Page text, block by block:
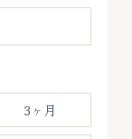
3ヶ月